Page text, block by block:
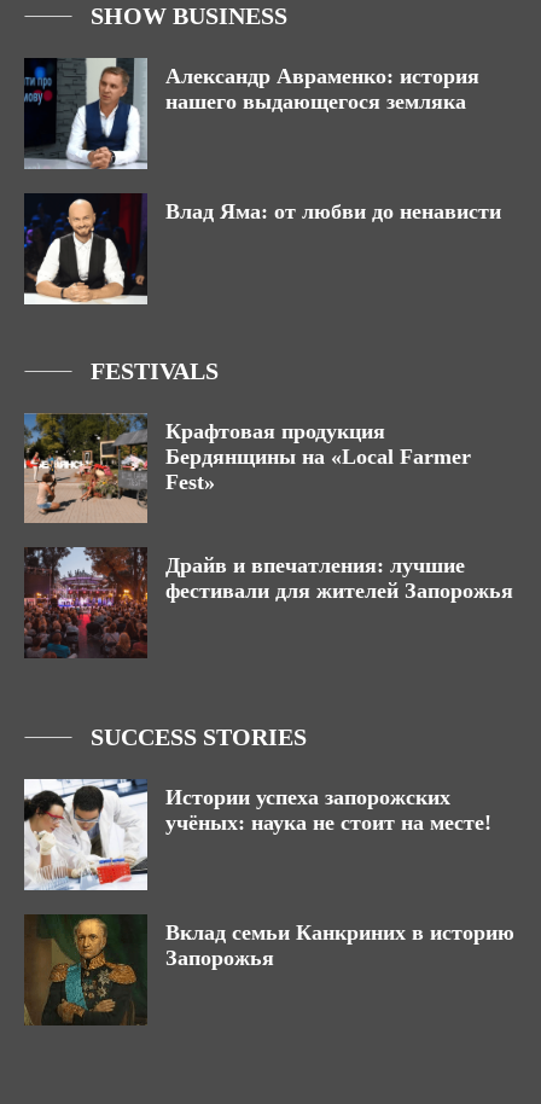
SHOW BUSINESS
Александр Авраменко: история
нашего выдающегося земляка
Влад Яма: от любви до ненависти
FESTIVALS
Крафтовая продукция
Бердянщины на «Local Farmer
Fest»
Драйв и впечатления: лучшие
фестивали для жителей Запорожья
SUCCESS STORIES
Истории успеха запорожских
учёных: наука не стоит на месте!
Вклад семьи Канкриних в историю
Запорожья